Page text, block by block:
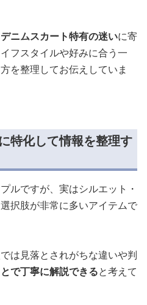
デニムスカート特有の迷いに寄
フスタイルや好みに合う一
を整理してお伝えしていま
特化して情報を整理す
ルですが、実はシルエット・
択肢が非常に多いアイテムで
は見落とされがちな違いや判
で丁寧に解説できると考えて